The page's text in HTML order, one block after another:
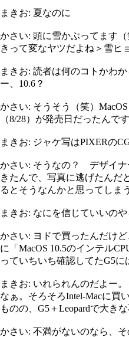
まきお: 夏なのに
かさい: 頭に雪かぶってます
きって変なヤツだよね＞雪ヒ
まきお: 読者は何のコトかわ
ー、10.6？
かさい: そうそう（笑）
（8/28）が発売日だったんです
まきお: ジャケ写はPIXERの
かさい: そうなの？ デザイナ
きたんで、写真に逃げたんだ
るとそうなんかと思ってしま
まきお: なにを信じていいのや
かさい: ヨドで買ったんだけ
に「MacOS 10.5のインテル
っていちいち確認してたG5
まきお: いれられんのだよー
なぁ。そろそろIntel-Macに買
ものの、G5＋Leopardで大き
かさい: 不満がないのなら、